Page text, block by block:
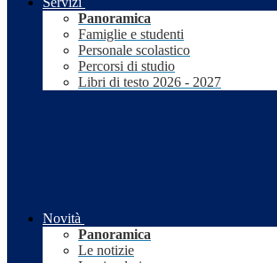
Panoramica
Famiglie e studenti
Personale scolastico
Percorsi di studio
Libri di testo 2026 - 2027
Novità
Panoramica
Le notizie